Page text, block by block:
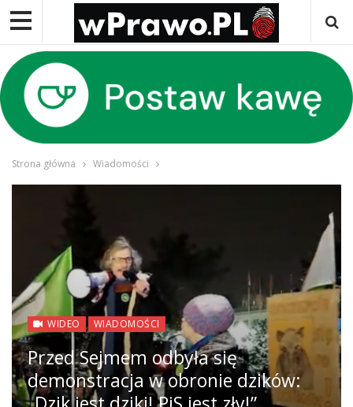
Strona główna Wiadomości
WIDEO WIADOMOŚCI
Przed Sejmem odbyła się
demonstracja w obronie dzików: